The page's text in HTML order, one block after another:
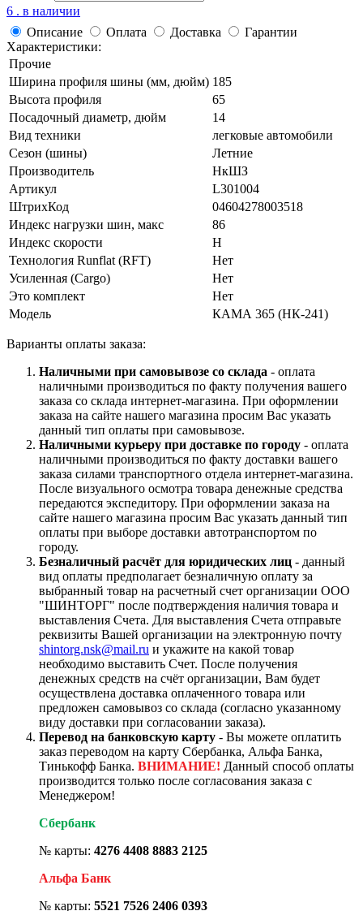
6 . в наличии
Описание
Оплата Доставка
Гарантии
Характеристики:
Прочие
Ширина профиля шины (мм, дюйм) 185
Высота профиля
65
Посадочный диаметр, дюйм
14
Вид техники
легковые автомобили
Сезон (шины)
Летние
Производитель
НкШЗ
Артикул
L301004
ШтрихКод
04604278003518
Индекс нагрузки шин, макс
86
Индекс скорости
H
Технология Runflat (RFT)
Нет
Усиленная (Cargo)
Нет
Это комплект
Нет
Модель
КАМА 365 (НК-241)
Варианты оплаты заказа:
Наличными при самовывозе со склада - оплата
наличными производиться по факту получения вашего
заказа со склада интернет-магазина. При оформлении
заказа на сайте нашего магазина просим Вас указать
данный тип оплаты при самовывозе.
Наличными курьеру при доставке по городу - оплата
наличными производиться по факту доставки вашего
заказа силами транспортного отдела интернет-магазина.
После визуального осмотра товара денежные средства
передаются экспедитору. При оформлении заказа на
сайте нашего магазина просим Вас указать данный тип
оплаты при выборе доставки автотранспортом по
городу.
Безналичный расчёт для юридических лиц - данный
вид оплаты предполагает безналичную оплату за
выбранный товар на расчетный счет организации ООО
"ШИНТОРГ" после подтверждения наличия товара и
выставления Счета. Для выставления Счета отправьте
реквизиты Вашей организации на электронную почту
shintorg.nsk@mail.ru и укажите на какой товар
необходимо выставить Счет. После получения
денежных средств на счёт организации, Вам будет
осуществлена доставка оплаченного товара или
предложен самовывоз со склада (согласно указанному
виду доставки при согласовании заказа).
Перевод на банковскую карту - Вы можете оплатить
заказ переводом на карту Сбербанка, Альфа Банка,
Тинькофф Банка. ВНИМАНИЕ! Данный способ оплаты
производится только после согласования заказа с
Менеджером!
Сбербанк
№ карты: 4276 4408 8883 2125
Альфа Банк
№ карты: 5521 7526 2406 0393